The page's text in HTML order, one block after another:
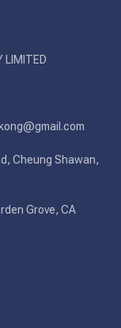
LIMITED
Cheung Shawan,
Grove, CA